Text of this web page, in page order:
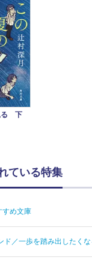
る 下
ている特集
すめ文庫
／一歩を踏み出したくな